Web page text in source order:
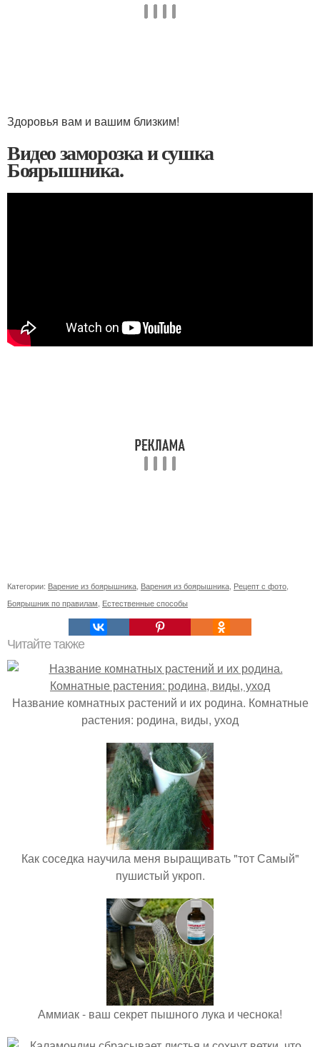
Здоровья вам и вашим близким!
Видео заморозка и сушка
Боярышника.
Категории: Варение из боярышника Варения из боярышника Рецепт с фото
Боярышник по правилам Естественные способы
Читайте также
Название комнатных растений и их родина. Комнатные
растения: родина, виды, уход
Как соседка научила меня выращивать "тот Самый"
пушистый укроп.
Аммиак - ваш секрет пышного лука и чеснока!